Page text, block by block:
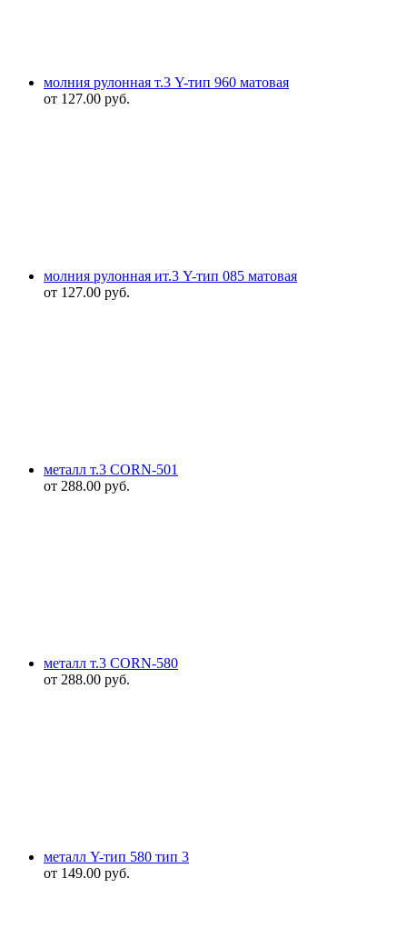
молния рулонная т.3 Y-тип 960 матовая
от 127.00 руб.
молния рулонная ит.3 Y-тип 085 матовая
от 127.00 руб.
металл т.3 CORN-501
от 288.00 руб.
металл т.3 CORN-580
от 288.00 руб.
металл Y-тип 580 тип 3
от 149.00 руб.